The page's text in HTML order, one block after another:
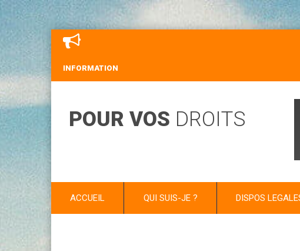
INFORMATION
POUR VOS DROITS
ACCUEIL QUI SUIS-JE ? DISPOS